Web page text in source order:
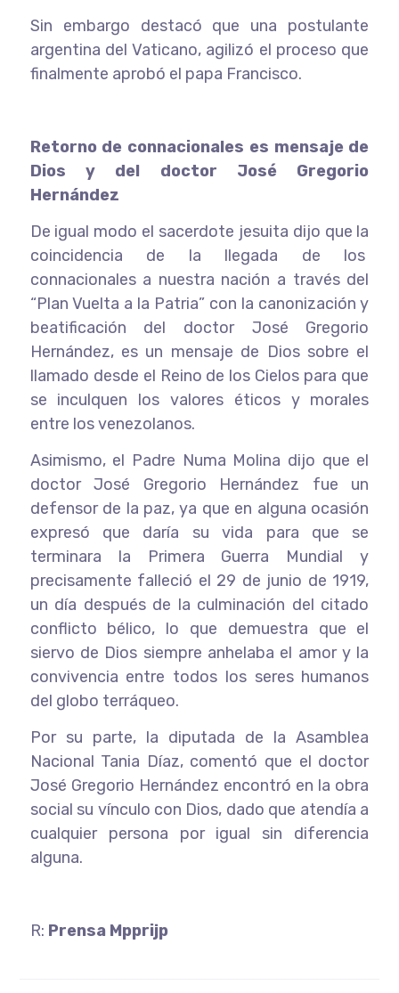
Sin embargo destacó que una postulante
argentina del Vaticano, agilizó el proceso que
finalmente aprobó el papa Francisco.
Retorno de connacionales es mensaje de
Dios y del doctor José Gregorio
Hernández
De igual modo el sacerdote jesuita dijo que la
coincidencia de la llegada de los
connacionales a nuestra nación a través del
“Plan Vuelta a la Patria” con la canonización y
beatificación del doctor José Gregorio
Hernández, es un mensaje de Dios sobre el
llamado desde el Reino de los Cielos para que
se inculquen los valores éticos y morales
entre los venezolanos.
Asimismo, el Padre Numa Molina dijo que el
doctor José Gregorio Hernández fue un
defensor de la paz, ya que en alguna ocasión
expresó que daría su vida para que se
terminara la Primera Guerra Mundial y
precisamente falleció el 29 de junio de 1919,
un día después de la culminación del citado
conflicto bélico, lo que demuestra que el
siervo de Dios siempre anhelaba el amor y la
convivencia entre todos los seres humanos
del globo terráqueo.
Por su parte, la diputada de la Asamblea
Nacional Tania Díaz, comentó que el doctor
José Gregorio Hernández encontró en la obra
social su vínculo con Dios, dado que atendía a
cualquier persona por igual sin diferencia
alguna.
R: Prensa Mpprijp